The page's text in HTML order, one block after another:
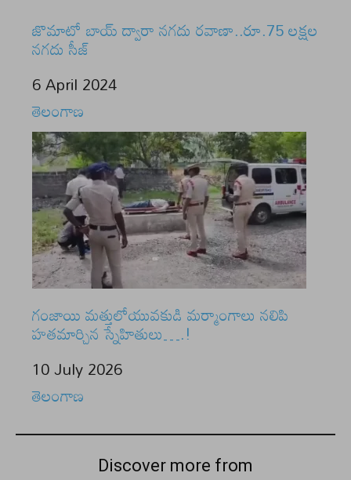
జొమాటో బాయ్ ద్వారా నగదు రవాణా..రూ.75 లక్షల
నగదు సీజ్
Date
6 April 2024
In relation to
తెలంగాణ
గంజాయి మత్తులోయువకుడి మర్మాంగాలు నలిపి
హతమార్చిన స్నేహితులు….!
Date
10 July 2026
In relation to
తెలంగాణ
Discover more from